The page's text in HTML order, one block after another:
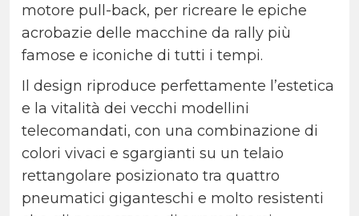
motore pull-back, per ricreare le epiche
acrobazie delle macchine da rally più
famose e iconiche di tutti i tempi.
Il design riproduce perfettamente l’estetica
e la vitalità dei vecchi modellini
telecomandati, con una combinazione di
colori vivaci e sgargianti su un telaio
rettangolare posizionato tra quattro
pneumatici giganteschi e molto resistenti